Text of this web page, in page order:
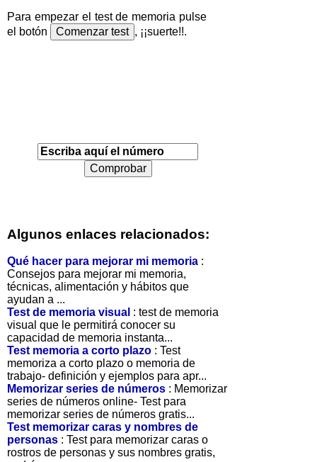
Para empezar el test de memoria pulse
el botón
, ¡¡suerte!!.
Algunos enlaces relacionados:
Qué hacer para mejorar mi memoria :
Consejos para mejorar mi memoria,
técnicas, alimentación y hábitos que
ayudan a ...
Test de memoria visual : test de memoria
visual que le permitirá conocer su
capacidad de memoria instanta...
Test memoria a corto plazo : Test
memoriza a corto plazo o memoria de
trabajo- definición y ejemplos para apr...
Memorizar series de números : Memorizar
series de números online- Test para
memorizar series de números gratis...
Test memorizar caras y nombres de
personas : Test para memorizar caras o
rostros de personas y sus nombres gratis,